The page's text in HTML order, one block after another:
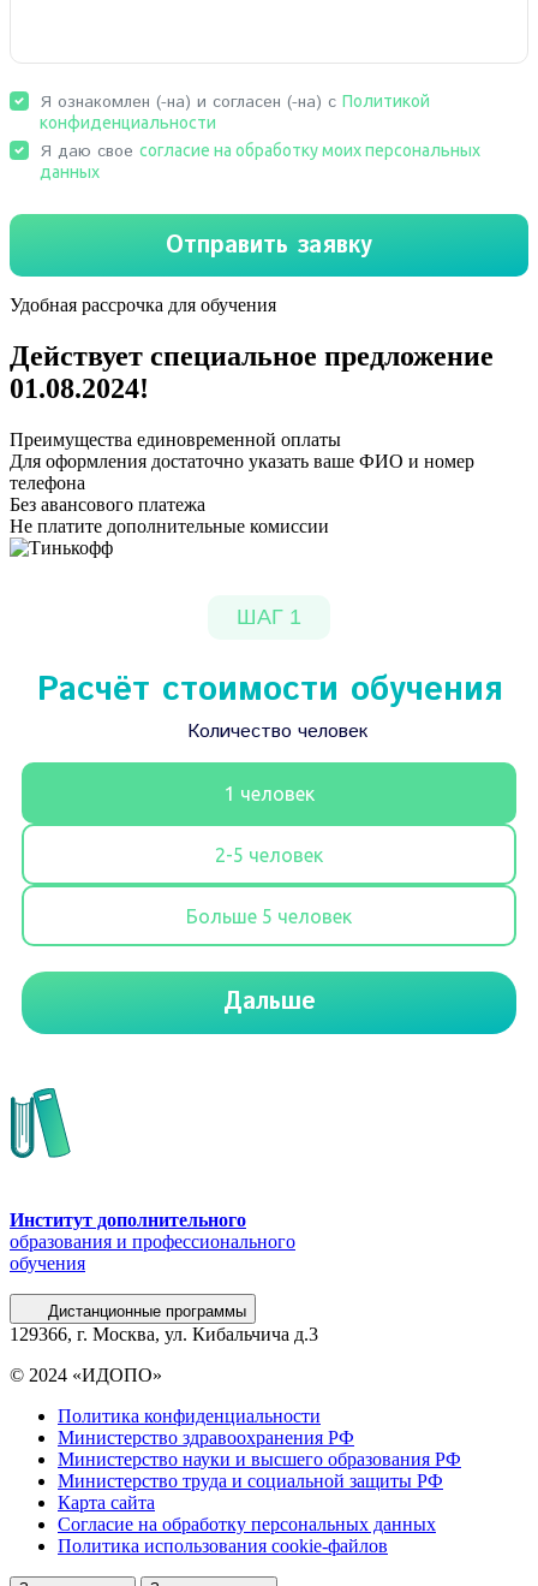
Удобная рассрочка для обучения
Действует специальное предложение
01.08.2024!
Преимущества единовременной оплаты
Для оформления достаточно указать ваше ФИО и номер
телефона
Без авансового платежа
Не платите дополнительные комиссии
Институт дополнительного
образования и профессионального
обучения
Дистанционные программы
129366, г. Москва, ул. Кибальчича д.3
© 2024 «ИДОПО»
Политика конфиденциальности
Министерство здравоохранения РФ
Министерство науки и высшего образования РФ
Министерство труда и социальной защиты РФ
Карта сайта
Согласие на обработку персональных данных
Политика использования сookie-файлов